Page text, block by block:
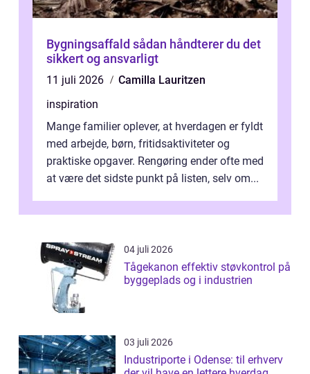
Bygningsaffald sådan håndterer du det
sikkert og ansvarligt
11 juli 2026
Camilla Lauritzen
inspiration
Mange familier oplever, at hverdagen er fyldt
med arbejde, børn, fritidsaktiviteter og
praktiske opgaver. Rengøring ender ofte med
at være det sidste punkt på listen, selv om...
04 juli 2026
Tågekanon effektiv støvkontrol på
byggeplads og i industrien
03 juli 2026
Industriporte i Odense: til erhverv